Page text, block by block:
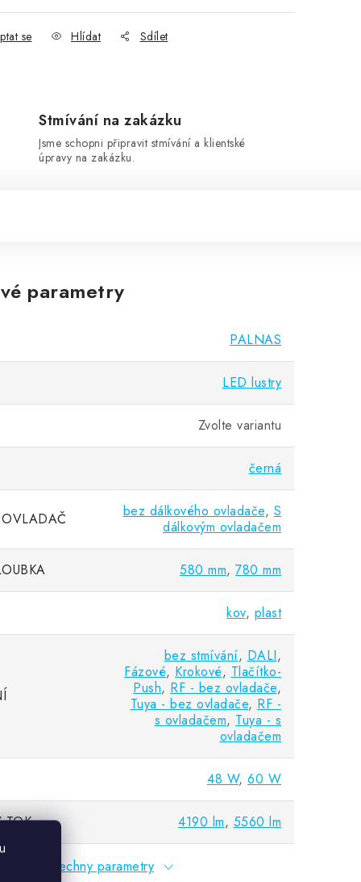
se Hlídat Sdílet
Stmívání na zakázku
Jsme schopni připravit stmívání a klientské
úpravy na zakázku.
parametry
PALNAS
LED lustry
Zvolte variantu
černá
bez dálkového ovladače, S
dálkovým ovladačem
580 mm, 780 mm
kov, plast
bez stmívání, DALI,
Fázové, Krokové, Tlačítko-
Push, RF - bez ovladače,
Tuya - bez ovladače, RF -
s ovladačem, Tuya - s
ovladačem
48 W, 60 W
TOK 4190 lm, 5560 lm
Všechny parametry